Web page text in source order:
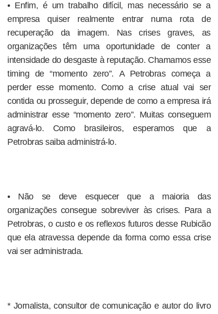
• Enfim, é um trabalho difícil, mas necessário se a
empresa quiser realmente entrar numa rota de
recuperação da imagem. Nas crises graves, as
organizações têm uma oportunidade de conter a
intensidade do desgaste à reputação. Chamamos esse
timing de “momento zero”. A Petrobras começa a
perder esse momento. Como a crise atual vai ser
contida ou prosseguir, depende de como a empresa irá
administrar esse “momento zero”. Muitas conseguem
agravá-lo. Como brasileiros, esperamos que a
Petrobras saiba administrá-lo.
• Não se deve esquecer que a maioria das
organizações consegue sobreviver às crises. Para a
Petrobras, o custo e os reflexos futuros desse Rubicão
que ela atravessa depende da forma como essa crise
vai ser administrada.
* Jornalista, consultor de comunicação e autor do livro